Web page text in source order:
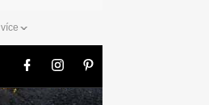
více